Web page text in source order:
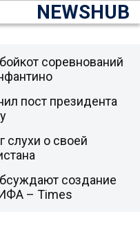
NEWSHUB
соревнований
пост президента
слухи о своей
создание
– Times